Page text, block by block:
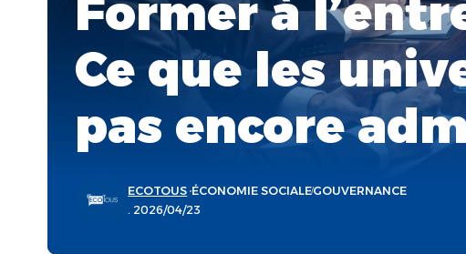
Former à
Ce que les
pas encore
. 2026/04/23
ECOTOUS ÉCONOMIE SOCIALEGOUVERNANCE